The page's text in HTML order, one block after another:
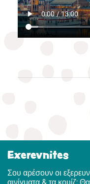
Exerevnites
Σου αρέσουν οι
αινίγματα & τα κουίζ;